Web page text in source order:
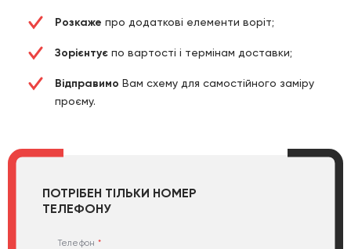
Розкаже про додаткові елементи воріт;
Зорієнтує по вартості і термінам доставки;
Відправимо Вам схему для самостійного заміру
проєму.
ПОТРІБЕН ТІЛЬКИ НОМЕР
ТЕЛЕФОНУ
Телефон